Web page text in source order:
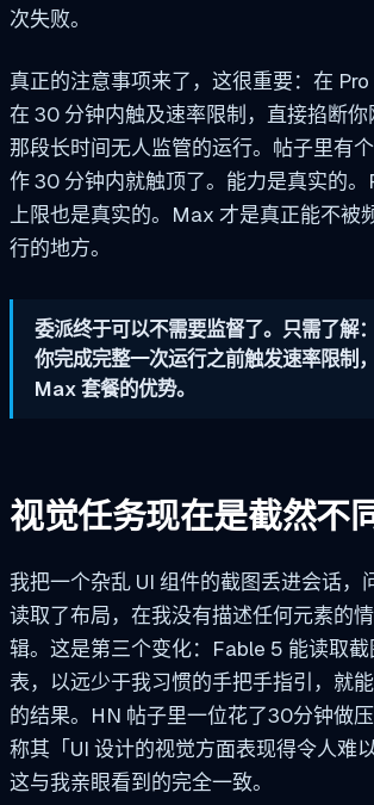
次失败。
真正的注意事项来了，这很重要：在
在 30 分钟内触及速率限制，直接掐断
那段长时间无人监管的运行。帖子里有
作 30 分钟内就触顶了。能力是真实的
上限也是真实的。Max 才是真正能不被
行的地方。
委派终于可以不需要监督了。只需了解
你完成完整一次运行之前触发速率限制
Max 套餐的优势。
视觉任务现在是截然不
我把一个杂乱 UI 组件的截图丢进会话，
读取了布局，在我没有描述任何元素的
辑。这是第三个变化：Fable 5 能读取截
表，以远少于我习惯的手把手指引，就
的结果。HN 帖子里一位花了30分钟做
称其「UI 设计的视觉方面表现得令人难
这与我亲眼看到的完全一致。